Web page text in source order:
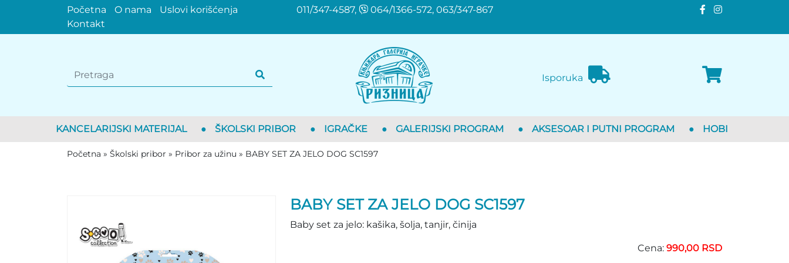
Početna O nama
Uslovi korišćenja
Kontakt
011/347-4587, 064/1366-572, 063/347-867
Isporuka
KANCELARIJSKI MATERIJAL ● ŠKOLSKI PRIBOR ● IGRAČKE ● GALERIJSKI PROGRAM ● AKSESOAR I PUTNI PROGRAM ● HOBI
Početna » Školski pribor » Pribor za užinu » BABY SET ZA JELO DOG SC1597
BABY SET ZA JELO DOG SC1597
Baby set za jelo: kašika, šolja, tanjir, činija
Cena: 990,00 RSD